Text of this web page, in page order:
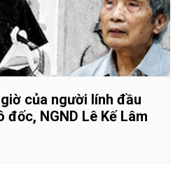
của người lính đầu
đốc, NGND Lê Kế Lâm